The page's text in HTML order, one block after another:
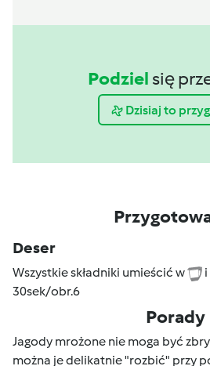
Podziel się
Dzisiaj to
Deser
Wszystkie składniki umieścić w
30sek/obr.6
Porady
Jagody mrożone nie moga być
można je delikatnie "rozbić" przy